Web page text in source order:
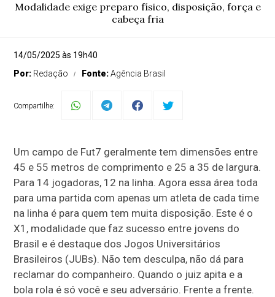
Modalidade exige preparo físico, disposição, força e
cabeça fria
14/05/2025 às 19h40
Por: Redação Fonte:Agência Brasil
Compartilhe:
Um campo de Fut7 geralmente tem dimensões entre
45 e 55 metros de comprimento e 25 a 35 de largura.
Para 14 jogadoras, 12 na linha. Agora essa área toda
para uma partida com apenas um atleta de cada time
na linha é para quem tem muita disposição. Este é o
X1, modalidade que faz sucesso entre jovens do
Brasil e é destaque dos Jogos Universitários
Brasileiros (JUBs). Não tem desculpa, não dá para
reclamar do companheiro. Quando o juiz apita e a
bola rola é só você e seu adversário. Frente a frente.